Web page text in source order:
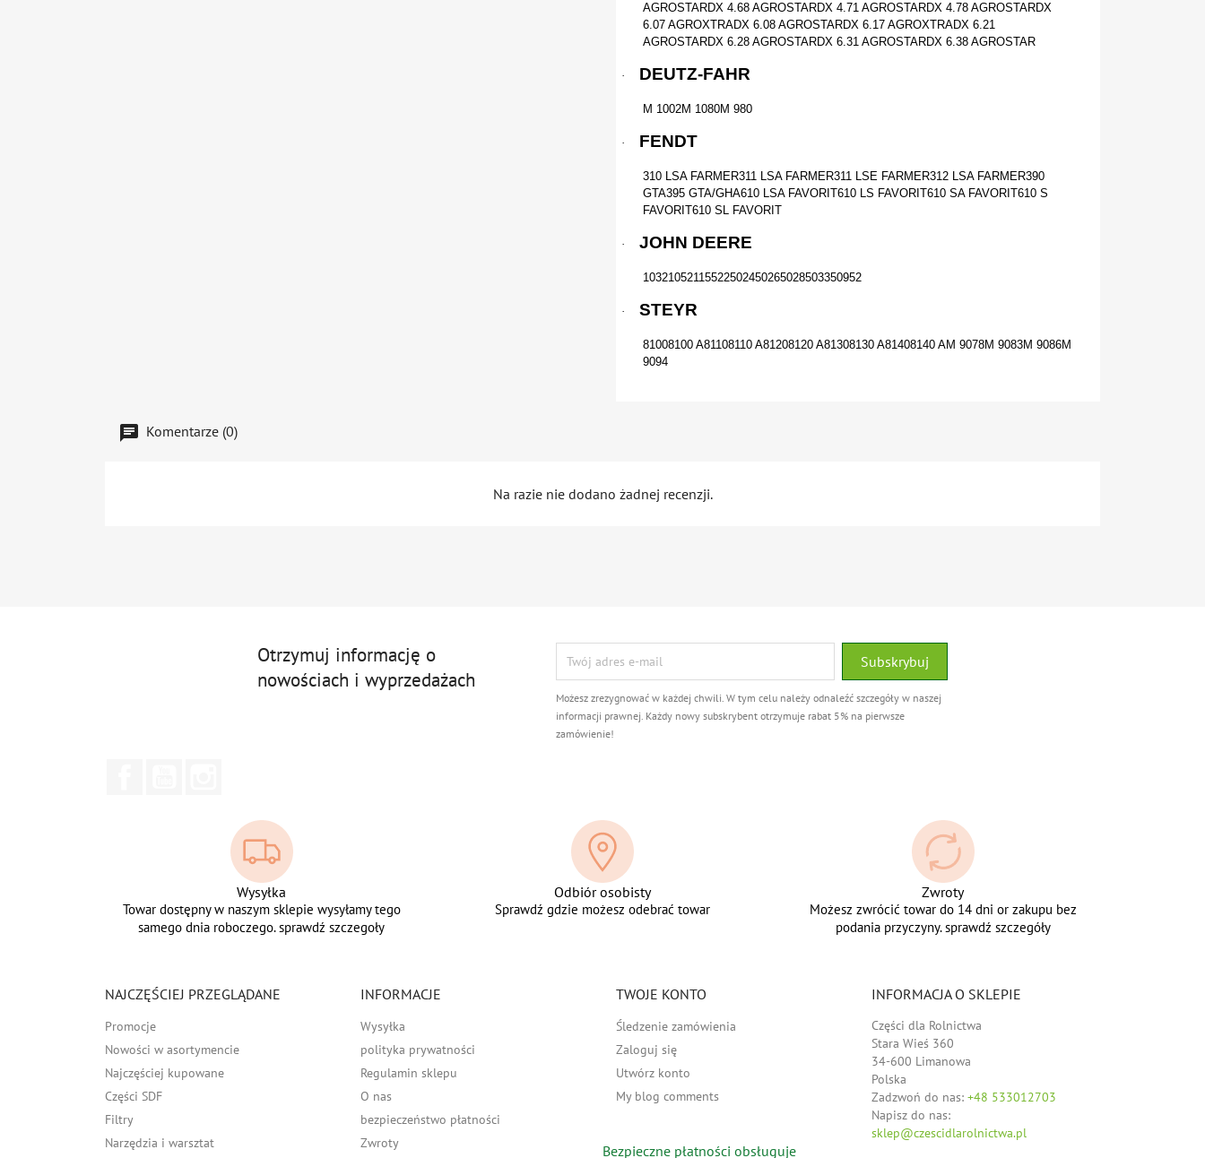
AGROSTARDX 4.68 AGROSTARDX 4.71 AGROSTARDX 4.78 AGROSTARDX
6.07 AGROXTRADX 6.08 AGROSTARDX 6.17 AGROXTRADX 6.21
AGROSTARDX 6.28 AGROSTARDX 6.31 AGROSTARDX 6.38 AGROSTAR
· DEUTZ-FAHR
M 1002M 1080M 980
· FENDT
310 LSA FARMER311 LSA FARMER311 LSE FARMER312 LSA FARMER390
GTA395 GTA/GHA610 LSA FAVORIT610 LS FAVORIT610 SA FAVORIT610 S
FAVORIT610 SL FAVORIT
· JOHN DEERE
10321052115522502450265028503350952
· STEYR
81008100 A81108110 A81208120 A81308130 A81408140 AM 9078M 9083M 9086M
9094
Komentarze (0)
Na razie nie dodano żadnej recenzji.
Otrzymuj informację o
nowościach i wyprzedażach
Możesz zrezygnować w każdej chwili. W tym celu należy odnaleźć szczegóły w naszej
informacji prawnej. Każdy nowy subskrybent otrzymuje rabat 5% na pierwsze
zamówienie!
Wysyłka
Towar dostępny w naszym sklepie wysyłamy tego
samego dnia roboczego. sprawdź szczegoły
Odbiór osobisty
Sprawdź gdzie możesz odebrać towar
Zwroty
Możesz zwrócić towar do 14 dni or zakupu bez
podania przyczyny. sprawdź szczegóły
NAJCZĘŚCIEJ PRZEGLĄDANE
Promocje
Nowości w asortymencie
Najczęściej kupowane
Części SDF
Filtry
Narzędzia i warsztat
INFORMACJE
Wysyłka
polityka prywatności
Regulamin sklepu
O nas
bezpieczeństwo płatności
Zwroty
TWOJE KONTO
Śledzenie zamówienia
Zaloguj się
Utwórz konto
My blog comments
INFORMACJA O SKLEPIE
Części dla Rolnictwa
Stara Wieś 360
34-600 Limanowa
Polska
Zadzwoń do nas: +48 533012703
Napisz do nas:
sklep@czescidlarolnictwa.pl
Bezpieczne płatności obsługuje